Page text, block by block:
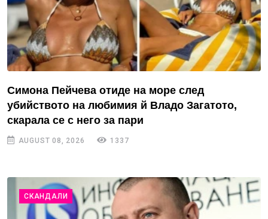
Симона Пейчева отиде на море след
убийството на любимия й Владо Загатото,
скарала се с него за пари
AUGUST 08, 2026 1337
СКАНДАЛИ